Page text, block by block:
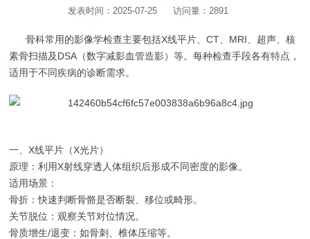
发表时间：2025-07-25 访问量：2891
骨科常用的影像学检查主要包括X线平片、CT、MRI、超声、核
素骨扫描及DSA（数字减影血管造影）等。每种检查手段各有特点，
适用于不同疾病的诊断需求。
一、X线平片（X光片）
原理：利用X射线穿透人体组织后形成不同密度的影像。
适用场景：
骨折：快速判断骨骼是否断裂、移位或畸形。
关节脱位：观察关节对位情况。
骨质增生/退变：如骨刺、椎体压缩等。